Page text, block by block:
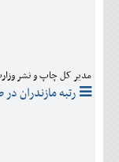
مدیر کل چاپ و نشر
رتبه مازندران